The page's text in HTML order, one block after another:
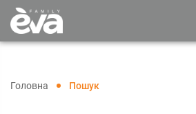
Головна Пошук